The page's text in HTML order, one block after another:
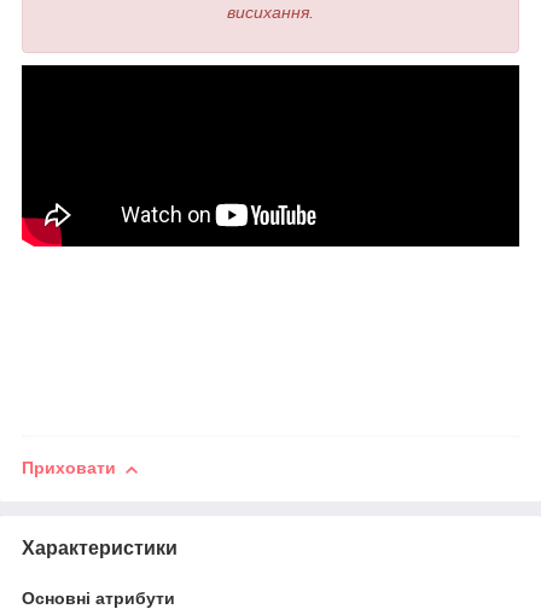
висихання.
Приховати
Характеристики
Основні атрибути